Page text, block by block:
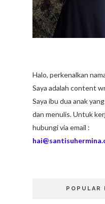
Halo, perkenalkan
Saya adalah content
Saya ibu dua anak
dan menulis. Untuk
hubungi via email :
POPULAR